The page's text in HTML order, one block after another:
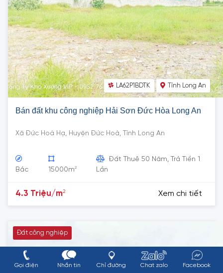
LA62P1BDTK Tỉnh Long An
Bán đất khu công nghiệp Hải Sơn Đức Hòa Long An
Xã Đức Hoà Hạ, Huyện Đức Hoà, Tỉnh Long An
Bắc 15000m2
Đất Thuê 50 Năm, Trả Tiền 1
Lần
4.3 Triệu/m2 Xem chi tiết
Đất công nghiệp
Gọi điện Nhắn tin Chỉ đường Chat zalo Facebook